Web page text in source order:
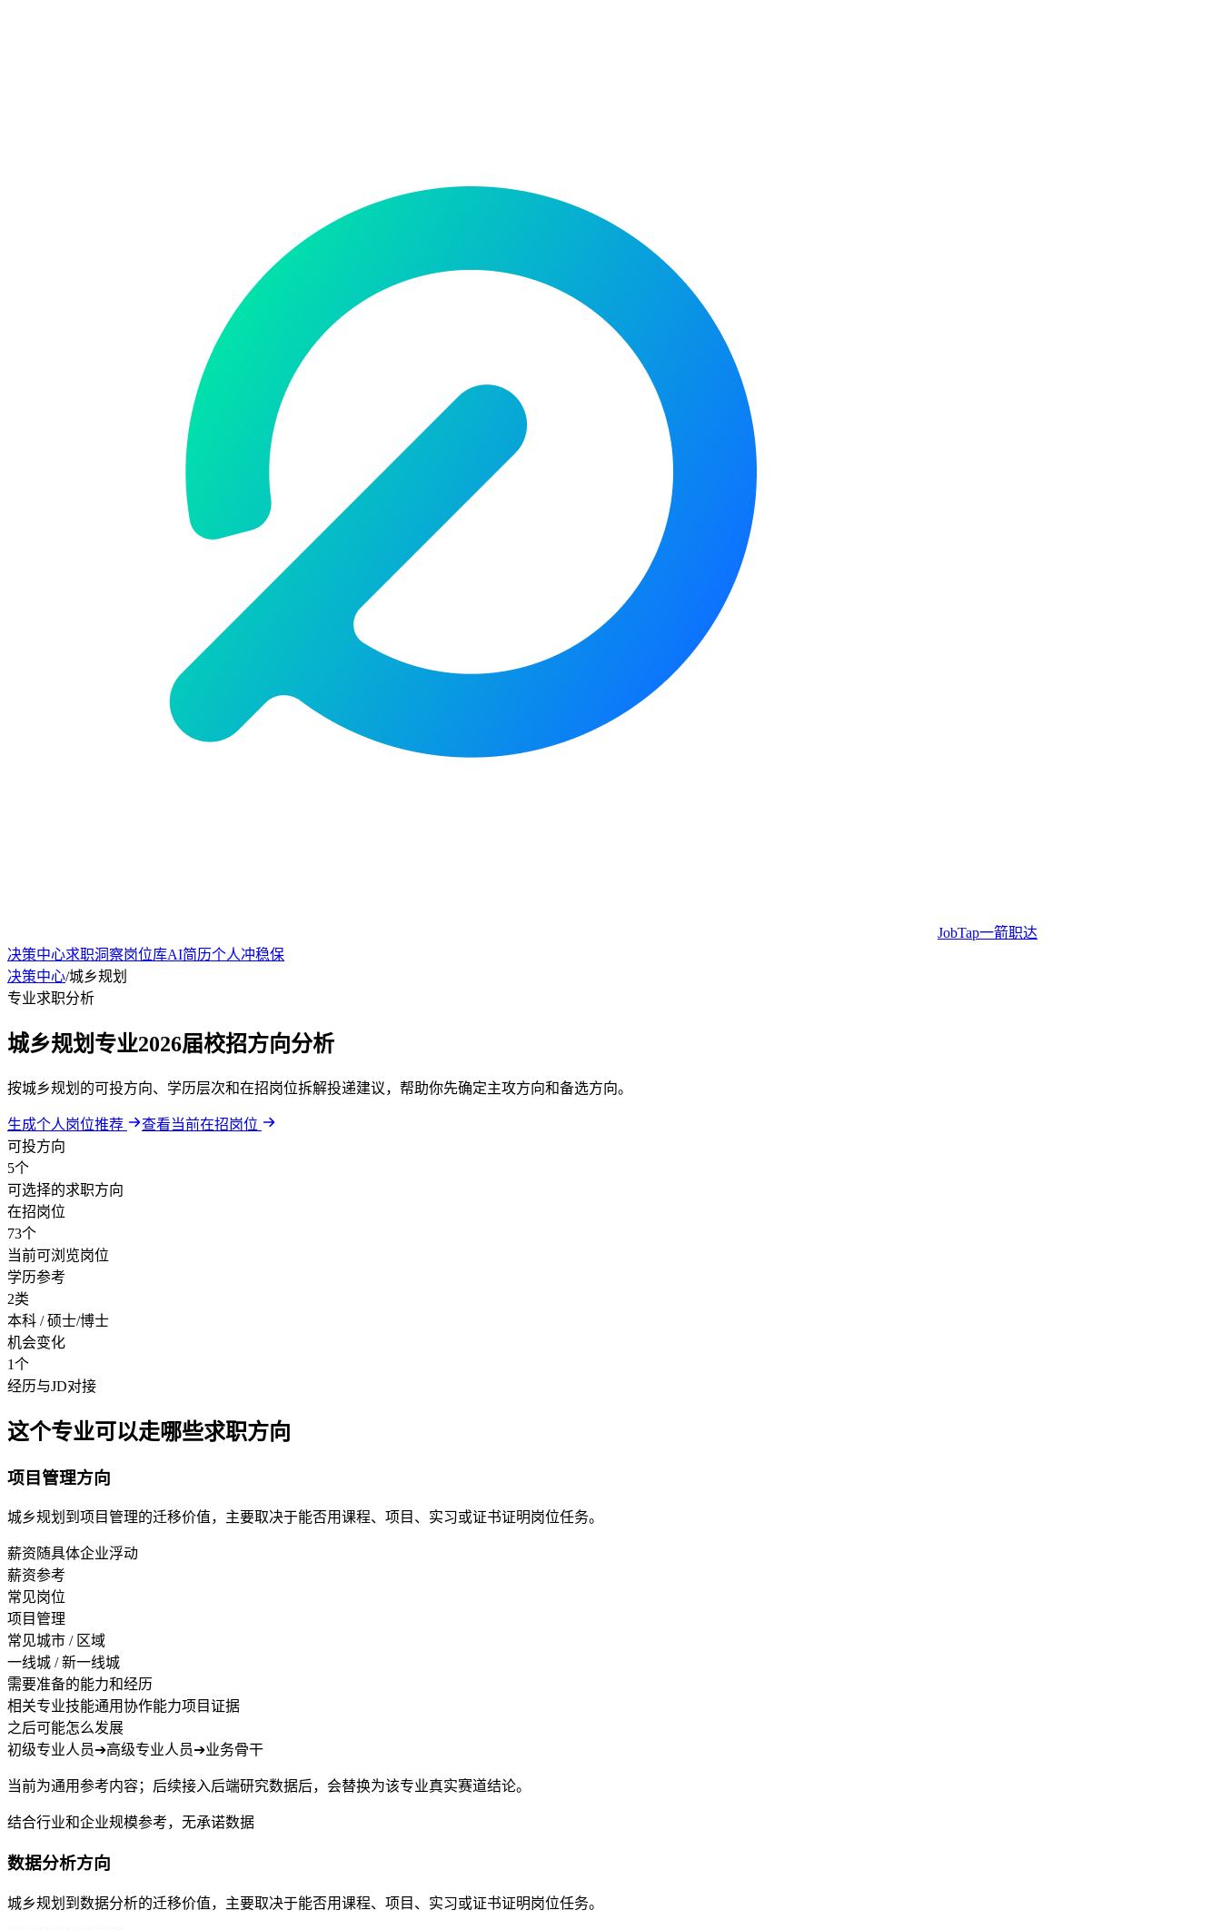
JobTap一箭职达
决策中心求职洞察岗位库AI简历个人冲稳保
决策中心/城乡规划
专业求职分析
城乡规划专业2026届校招方向分析
按城乡规划的可投方向、学历层次和在招岗位拆解投递建议，帮助你先确定主攻方向和备选方向。
生成个人岗位推荐
查看当前在招岗位
可投方向
5个
可选择的求职方向
在招岗位
73个
当前可浏览岗位
学历参考
2类
本科 / 硕士/博士
机会变化
1个
经历与JD对接
这个专业可以走哪些求职方向
项目管理方向
城乡规划到项目管理的迁移价值，主要取决于能否用课程、项目、实习或证书证明岗位任务。
薪资随具体企业浮动
薪资参考
常见岗位
项目管理
常见城市 / 区域
一线城 / 新一线城
需要准备的能力和经历
相关专业技能通用协作能力项目证据
之后可能怎么发展
初级专业人员➔高级专业人员➔业务骨干
当前为通用参考内容；后续接入后端研究数据后，会替换为该专业真实赛道结论。
结合行业和企业规模参考，无承诺数据
数据分析方向
城乡规划到数据分析的迁移价值，主要取决于能否用课程、项目、实习或证书证明岗位任务。